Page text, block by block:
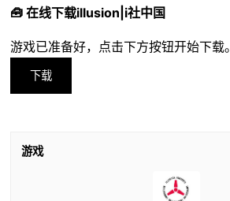
🧰 在线下载illusion|i社中国
游戏已准备好，点击下方按钮开始下载。
下载
游戏